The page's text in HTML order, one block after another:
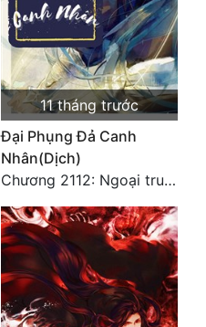
11 tháng trước
Đại Phụng Đả Canh
Nhân(Dịch)
Chương 2112: Ngoại truyện 3 - Tiệc mừng công